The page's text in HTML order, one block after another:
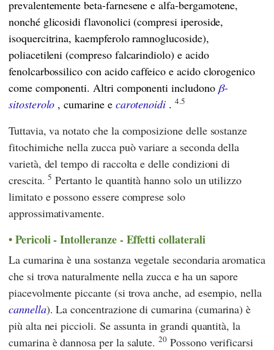
prevalentemente beta-farnesene e alfa-bergamotene,
nonché glicosidi flavonolici (compresi iperoside,
isoquercitrina, kaempferolo ramnoglucoside),
poliacetileni (compreso falcarindiolo) e acido
fenolcarbossilico con acido caffeico e acido clorogenico
come componenti. Altri componenti includono β-
sitosterolo , cumarine e carotenoidi . 4.5
Tuttavia, va notato che la composizione delle sostanze
fitochimiche nella zucca può variare a seconda della
varietà, del tempo di raccolta e delle condizioni di
crescita.5 Pertanto le quantità hanno solo un utilizzo
limitato e possono essere comprese solo
approssimativamente.
Pericoli - Intolleranze - Effetti collaterali
La cumarina è una sostanza vegetale secondaria aromatica
che si trova naturalmente nella zucca e ha un sapore
piacevolmente piccante (si trova anche, ad esempio, nella
cannella). La concentrazione di cumarina (cumarina) è
più alta nei piccioli. Se assunta in grandi quantità, la
cumarina è dannosa per la salute.20 Possono verificarsi